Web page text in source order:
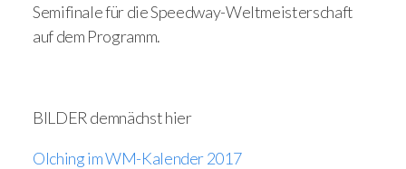
Semifinale für die Speedway-Weltmeisterschaft
auf dem Programm.
BILDER demnächst hier
Olching im WM-Kalender 2017